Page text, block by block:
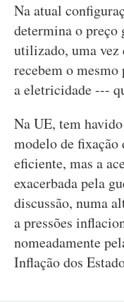
Na atual
determina o preço
utilizado, uma vez
recebem o
a eletricidade ---
Na UE, tem
modelo de fixação
eficiente, mas a
exacerbada pela
discussão, numa
a pressões
nomeadamente
Inflação dos